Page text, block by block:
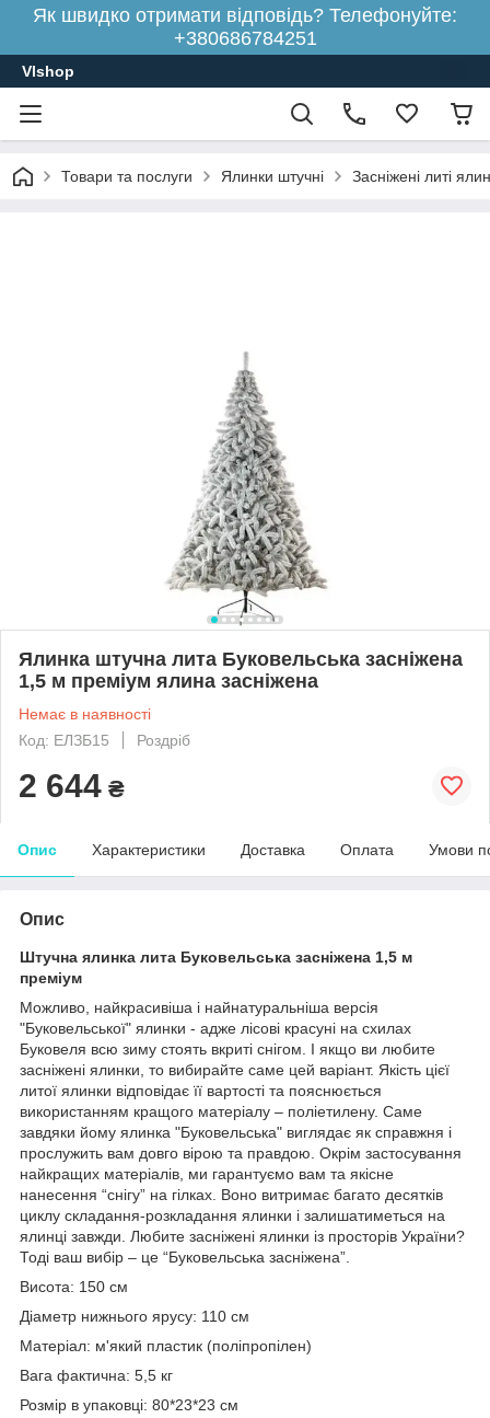
Як швидко отримати відповідь? Телефонуйте:
+380686784251
Vlshop
Товари та послуги Ялинки штучні Засніжені литі
Ялинка штучна лита Буковельська засніжена
1,5 м преміум ялина засніжена
Немає в наявності
Код: ЕЛЗБ15
Роздріб
2 644 ₴
Опис Характеристики Доставка Оплата Умови
Опис
Штучна ялинка лита Буковельська засніжена 1,5 м
преміум
Можливо, найкрасивіша і найнатуральніша версія
"Буковельської" ялинки - адже лісові красуні на схилах
Буковеля всю зиму стоять вкриті снігом. І якщо ви любите
засніжені ялинки, то вибирайте саме цей варіант. Якість цієї
литої ялинки відповідає її вартості та пояснюється
використанням кращого матеріалу – поліетилену. Саме
завдяки йому ялинка "Буковельська" виглядає як справжня і
прослужить вам довго вірою та правдою. Окрім застосування
найкращих матеріалів, ми гарантуємо вам та якісне
нанесення “снігу” на гілках. Воно витримає багато десятків
циклу складання-розкладання ялинки і залишатиметься на
ялинці завжди. Любите засніжені ялинки із просторів України?
Тоді ваш вибір – це “Буковельська засніжена”.
Висота: 150 см
Діаметр нижнього ярусу: 110 см
Матеріал: м'який пластик (поліпропілен)
Вага фактична: 5,5 кг
Розмір в упаковці: 80*23*23 см